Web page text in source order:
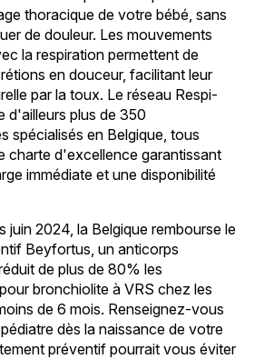
thoracique de votre bébé, sans
de douleur. Les mouvements
la respiration permettent de
en douceur, facilitant leur
par la toux. Le réseau Respi-
d'ailleurs plus de 350
spécialisés en Belgique, tous
charte d'excellence garantissant
immédiate et une disponibilité
juin 2024, la Belgique rembourse le
Beyfortus, un anticorps
de plus de 80% les
bronchiolite à VRS chez les
de 6 mois. Renseignez-vous
dès la naissance de votre
préventif pourrait vous éviter